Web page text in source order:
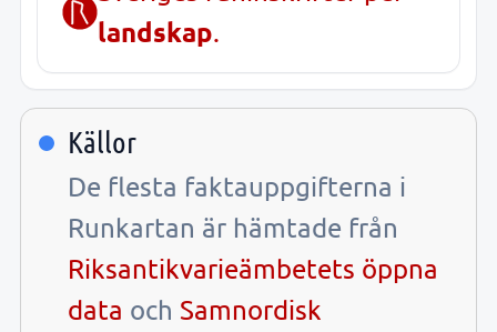
landskap.
Källor
De flesta faktauppgifterna i
Runkartan är hämtade från
Riksantikvarieämbetets öppna
data och Samnordisk